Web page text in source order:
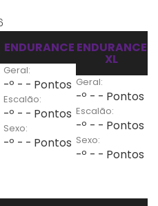
ENDURANCE
Geral:
-º - - Pontos
Escalão:
-º - - Pontos
Sexo:
-º - - Pontos
ENDURANCE
XL
Geral:
-º - - Pontos
Escalão:
-º - - Pontos
Sexo:
-º - - Pontos